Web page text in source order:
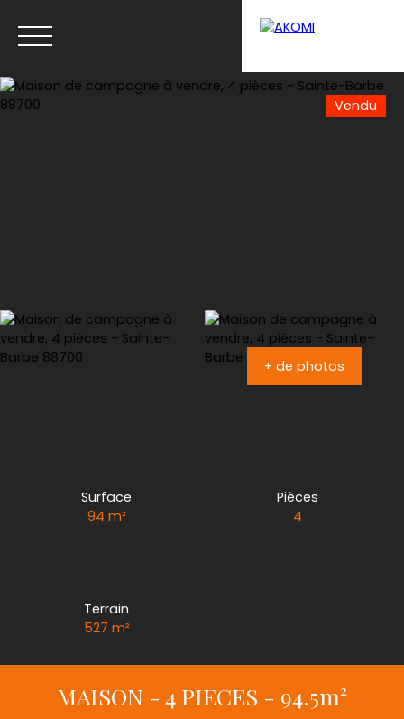
Vendu
+ de photos
Surface
94 m²
Pièces
4
Terrain
527 m²
MAISON - 4 PIECES - 94.5m²